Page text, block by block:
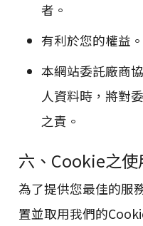
者。
有利於您的權益。
本網站委託廠商
人資料時，將對
之責。
六、Cookie之使
為了提供您最佳的服
置並取用我們的